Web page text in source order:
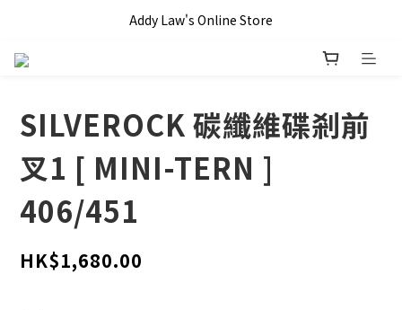
全單滿 HKD$1000 即享本地免運費優惠!!
Addy Law's Online Store
SILVEROCK 碳纖維碟剎前
叉1 [ MINI-TERN ]
406/451
HK$1,680.00